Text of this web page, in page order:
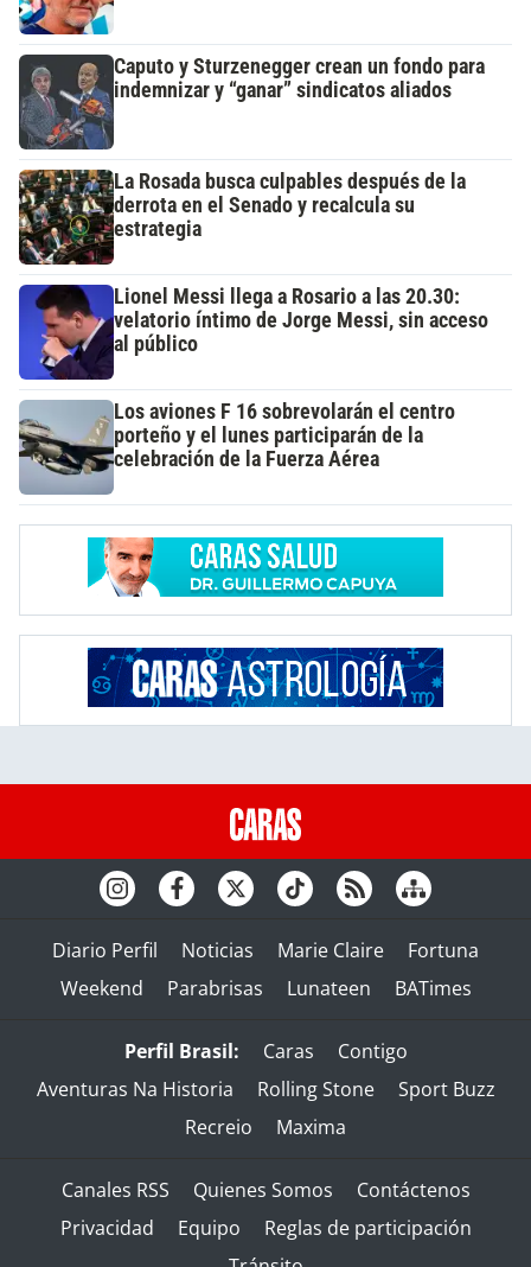
Caputo y Sturzenegger crean un fondo para
indemnizar y “ganar” sindicatos aliados
La Rosada busca culpables después de la
derrota en el Senado y recalcula su
estrategia
Lionel Messi llega a Rosario a las 20.30:
velatorio íntimo de Jorge Messi, sin acceso
al público
Los aviones F 16 sobrevolarán el centro
porteño y el lunes participarán de la
celebración de la Fuerza Aérea
Diario Perfil Noticias Marie Claire
Fortuna
Weekend
Parabrisas Lunateen BATimes
Perfil Brasil: Caras
Contigo
Aventuras Na Historia
Rolling Stone
Sport Buzz
Recreio
Maxima
Canales RSS Quienes Somos
Contáctenos
Privacidad
Equipo
Reglas de participación